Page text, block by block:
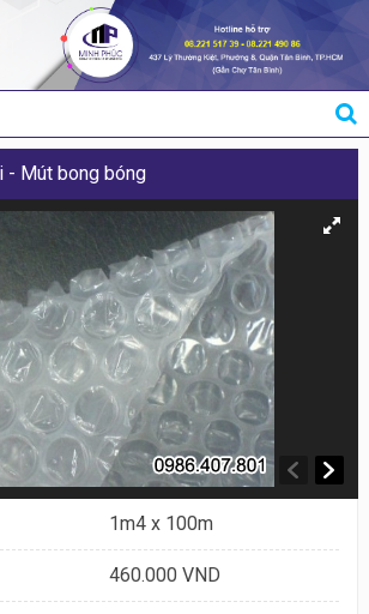
- Mút bong bóng
1m4 x 100m
460.000 VND